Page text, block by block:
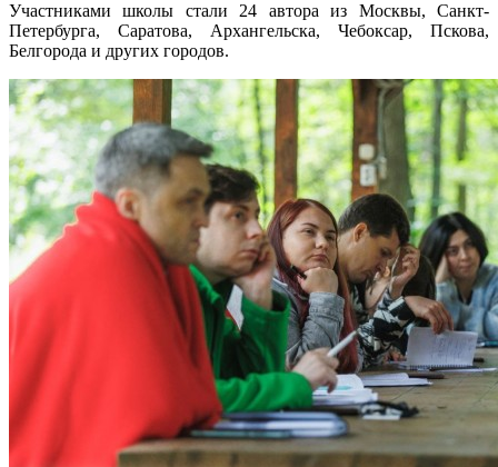
Участниками школы стали 24 автора из Москвы, Санкт-
Петербурга, Саратова, Архангельска, Чебоксар, Пскова,
Белгорода и других городов.